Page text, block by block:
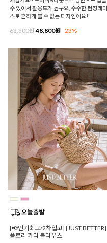
수 있어서 활용도가 높구요, 수수한 펀칭레이
스로 흔하게 볼 수 없는 디자인에요!
63,300원48,800원 23%
[📢인기최고/2차입고] [JUST BETTER]
플로리 카라 블라우스